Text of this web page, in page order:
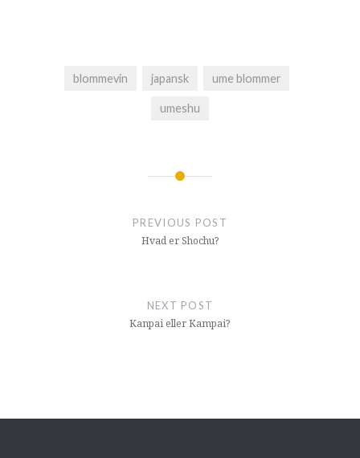
blommevin japansk ume blommer
umeshu
Indlægsnavigation
PREVIOUS POST
Hvad er Shochu?
NEXT POST
Kanpai eller Kampai?